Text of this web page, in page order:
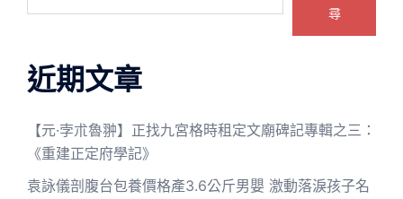
尋
近期文章
【元·孛朮魯翀】正找九宮格時租定文廟碑記專輯之三：
《重建正定府學記》
袁詠儀剖腹台包養價格產3.6公斤男嬰 激動落淚孩子名